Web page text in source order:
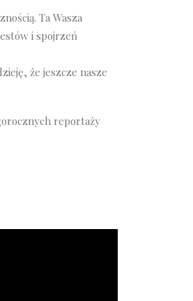
Ta Wasza
i spojrzeń
że jeszcze nasze
reportaży